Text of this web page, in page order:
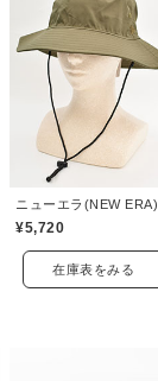
ニューエラ(NEW ERA)
¥5,720
在庫表をみる